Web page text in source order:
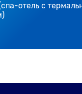
отель с